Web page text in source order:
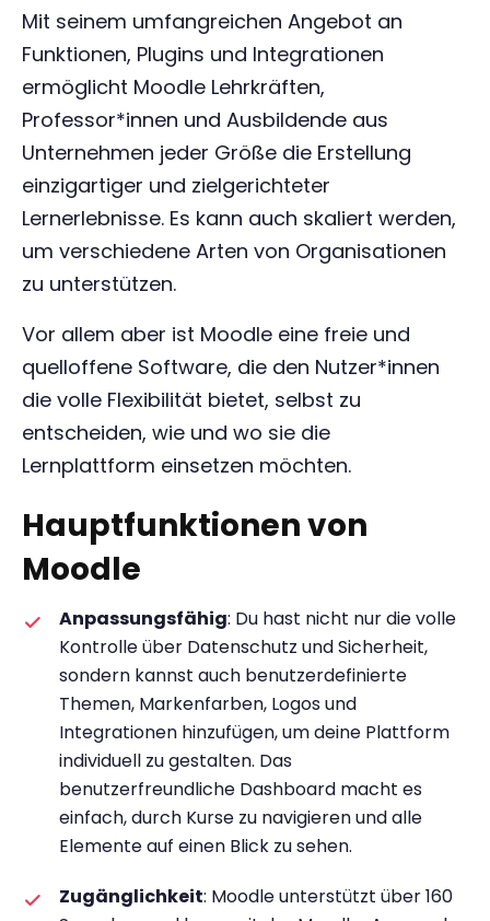
Mit seinem umfangreichen Angebot an
Funktionen, Plugins und Integrationen
ermöglicht Moodle Lehrkräften,
Professor*innen und Ausbildende aus
Unternehmen jeder Größe die Erstellung
einzigartiger und zielgerichteter
Lernerlebnisse. Es kann auch skaliert werden,
um verschiedene Arten von Organisationen
zu unterstützen.
Vor allem aber ist Moodle eine freie und
quelloffene Software, die den Nutzer*innen
die volle Flexibilität bietet, selbst zu
entscheiden, wie und wo sie die
Lernplattform einsetzen möchten.
Hauptfunktionen von
Moodle
Anpassungsfähig: Du hast nicht nur die volle
Kontrolle über Datenschutz und Sicherheit,
sondern kannst auch benutzerdefinierte
Themen, Markenfarben, Logos und
Integrationen hinzufügen, um deine Plattform
individuell zu gestalten. Das
benutzerfreundliche Dashboard macht es
einfach, durch Kurse zu navigieren und alle
Elemente auf einen Blick zu sehen.
Zugänglichkeit: Moodle unterstützt über 160